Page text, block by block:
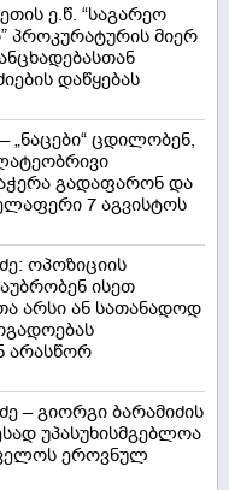
ე.წ. “საგარეო
პროკურატურის მიერ
დაწყებას
ცდილობენ,
გადაფარონ და
7 აგვისტოს
ოპოზიციის
ისეთ
არსი ან სათანადოდ
არასწორ
– გიორგი ბარამიძის
უპასუხისმგებლოა
ეროვნულ